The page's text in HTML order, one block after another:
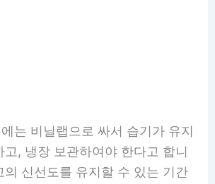
는 비닐랩으로 싸서 습기가 유지
고, 냉장 보관하여야 한다고 합니
의 신선도를 유지할 수 있는 기간